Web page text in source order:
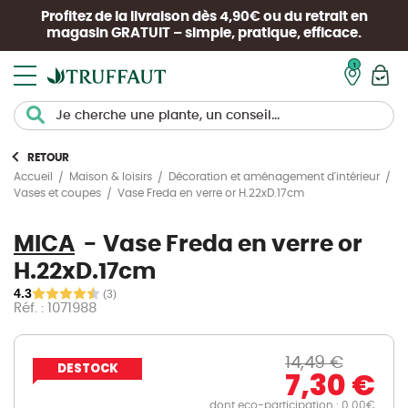
Profitez de la livraison dès 4,90€ ou du retrait en
magasin GRATUIT – simple, pratique, efficace.
RETOUR
Accueil
Maison & loisirs
Décoration et aménagement d'intérieur
Vases et coupes
Vase Freda en verre or H.22xD.17cm
MICA
Vase Freda en verre or
H.22xD.17cm
4.3 (3)
Réf. : 1071988
DESTOCK 14,49 €
7,30 €
dont eco-participation : 0.00€